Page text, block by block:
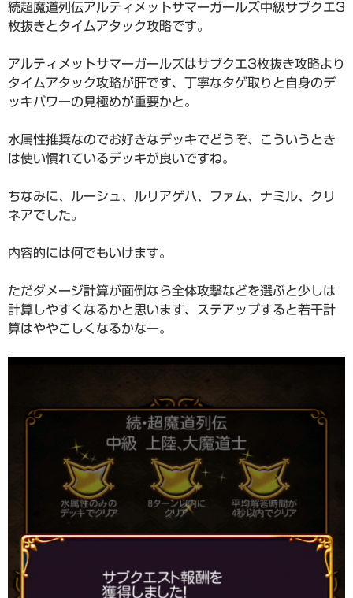
続超魔道列伝アルティメットサマーガールズ中級サブクエ3
枚抜きとタイムアタック攻略です。
アルティメットサマーガールズはサブクエ3枚抜き攻略より
タイムアタック攻略が肝です、丁寧なタゲ取りと自身のデ
ッキパワーの見極めが重要かと。
水属性推奨なのでお好きなデッキでどうぞ、こういうとき
は使い慣れているデッキが良いですね。
ちなみに、ルーシュ、ルリアゲハ、ファム、ナミル、クリ
ネアでした。
内容的には何でもいけます。
ただダメージ計算が面倒なら全体攻撃などを選ぶと少しは
計算しやすくなるかと思います、ステアップすると若干計
算はややこしくなるかなー。